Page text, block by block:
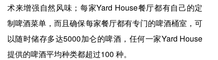
术来增强自然风味；每家Yard House餐厅都有自己的定
制啤酒菜单，而且确保每家餐厅都有专门的啤酒桶室，可
以随时储存多达5000加仑的啤酒，任何一家Yard House
提供的啤酒平均种类都超过100 种。